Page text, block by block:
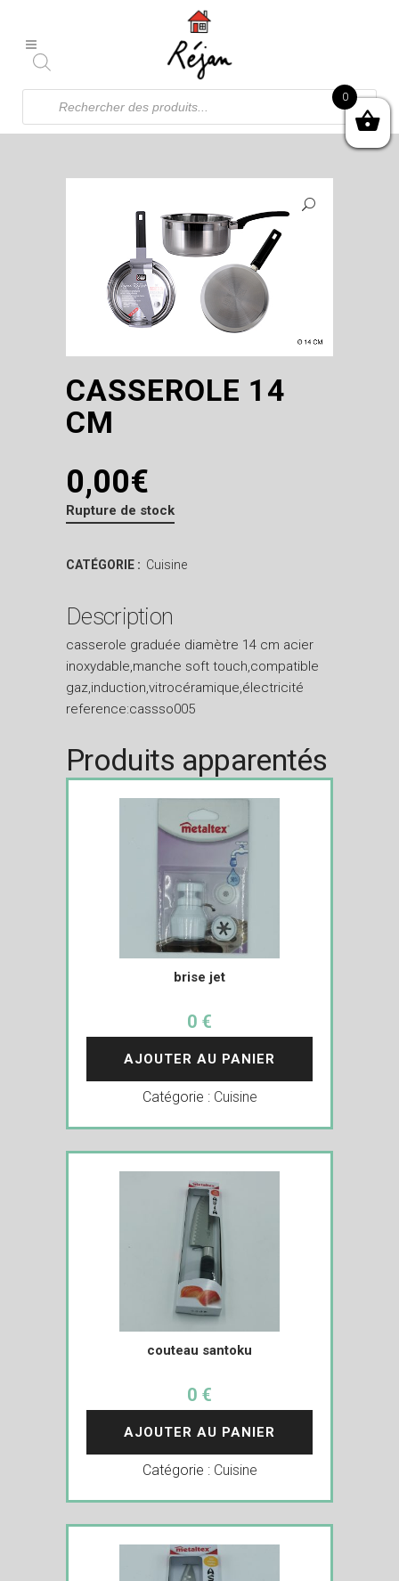
Recherche
produits
CASSEROLE 14
CM
0,00€
Rupture de stock
CATÉGORIE : Cuisine
Description
casserole graduée diamètre 14 cm acier
inoxydable,manche soft touch,compatible
gaz,induction,vitrocéramique,électricité
reference:cassso005
Produits apparentés
brise jet
0 €
AJOUTER AU PANIER
Catégorie : Cuisine
couteau santoku
0 €
AJOUTER AU PANIER
Catégorie : Cuisine
0